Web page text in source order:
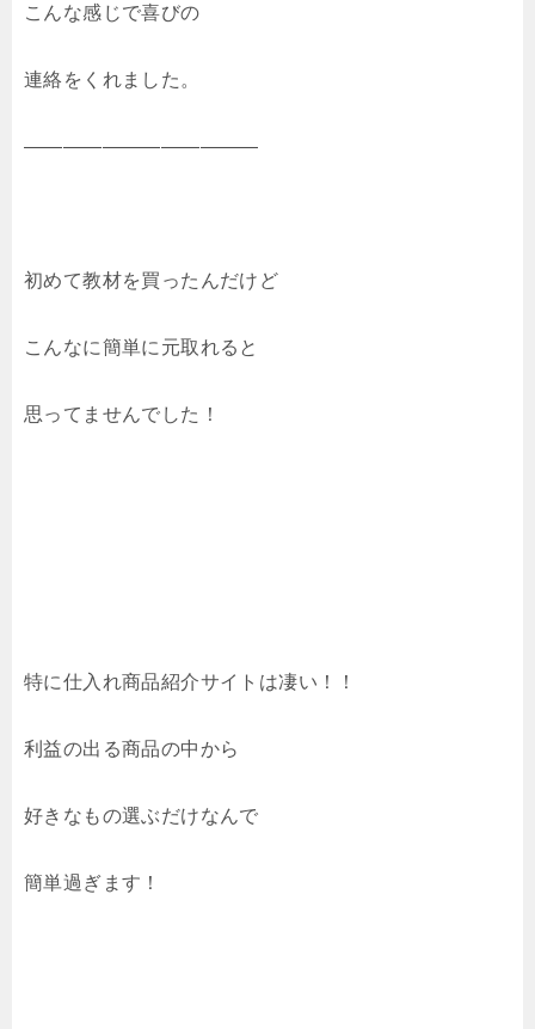
こんな感じで喜びの
連絡をくれました。
――――――――――――
初めて教材を買ったんだけど
こんなに簡単に元取れると
思ってませんでした！
特に仕入れ商品紹介サイトは凄い！！
利益の出る商品の中から
好きなもの選ぶだけなんで
簡単過ぎます！